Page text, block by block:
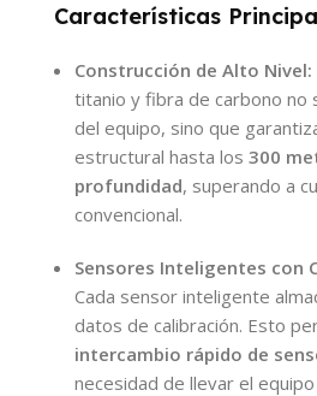
Características
Construcción de Alto Nivel:
titanio y fibra de carbono no
del equipo, sino que
estructural hasta los 300
profundidad, superando a
convencional.
Sensores Inteligentes con
Cada sensor inteligente
datos de calibración. Esto
intercambio rápido de
necesidad de llevar el